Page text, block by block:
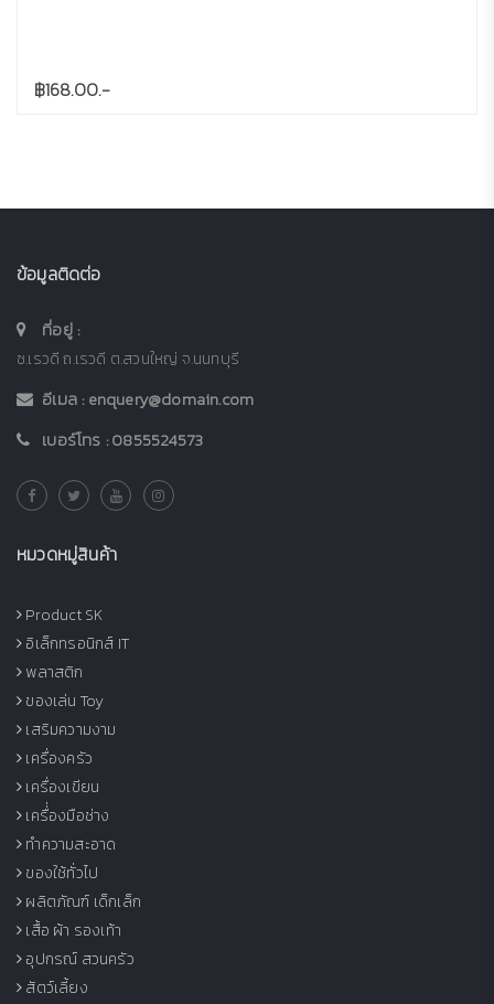
฿168.00.-
ข้อมูลติดต่อ
ที่อยู่ :
ซ.เรวดี ถ.เรวดี ต.สวนใหญ่ จ.นนทบุรี
อีเมล :enquery@domain.com
เบอร์โทร :0855524573
หมวดหมู่สินค้า
Product SK
อิเล็กทรอนิกส์ IT
พลาสติก
ของเล่น Toy
เสริมความงาม
เครื่องครัว
เครื่องเขียน
เครื่่องมือช่าง
ทำความสะอาด
ของใช้ทั่วไป
ผลิตภัณฑ์ เด็กเล็ก
เสื้อ ผ้า รองเท้า
อุปกรณ์ สวนครัว
สัตว์เลี้ยง